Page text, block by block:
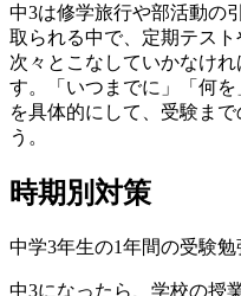
中3は修学旅行や部活動の
取られる中で、定期テスト
次々とこなしていかなけ
す。「いつまでに」「何
を具体的にして、受験ま
う。
時期別対策
中学3年生の1年間の受験
中3になったら、学校の授